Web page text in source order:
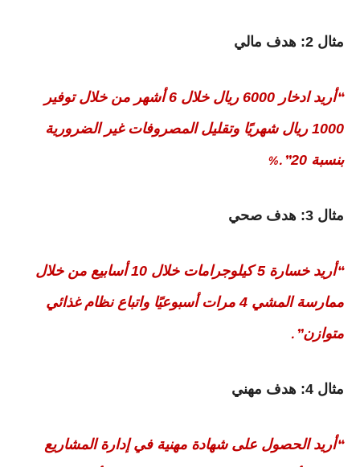
مثال 2: هدف مالي
“
أريد ادخار 6000 ريال خلال 6 أشهر من خلال توفير
1000 ريال شهريًا وتقليل المصروفات غير الضرورية
بنسبة 20
%.”
مثال 3: هدف صحي
“
أريد خسارة 5 كيلوجرامات خلال 10 أسابيع من خلال
ممارسة المشي 4 مرات أسبوعيًا واتباع نظام غذائي
متوازن.”
مثال 4: هدف مهني
“أريد الحصول على شهادة مهنية في إدارة المشاريع